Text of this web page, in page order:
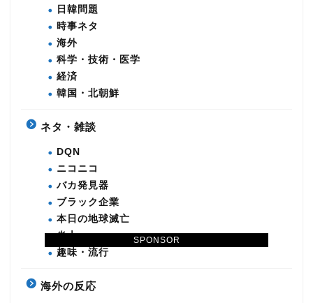
SPONSOR
日韓問題
時事ネタ
海外
科学・技術・医学
経済
韓国・北朝鮮
ネタ・雑談
DQN
ニコニコ
バカ発見器
ブラック企業
本日の地球滅亡
炎上
趣味・流行
海外の反応